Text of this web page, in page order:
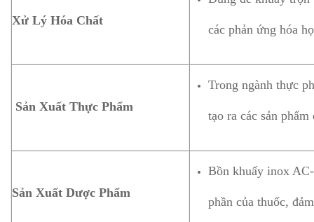
Xử Lý Hóa Chất
các phản ứng hóa
Sản Xuất Thực Phẩm
Trong ngành thực
tạo ra các sản
Sản Xuất Dược Phẩm
Bồn khuấy inox
phần của thuốc,